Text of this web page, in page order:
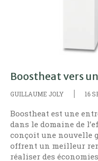
Boostheat vers
GUILLAUME JOLY 16
Boostheat est une
dans le domaine de
conçoit une nouvelle
offrent un meilleur
réaliser des économies